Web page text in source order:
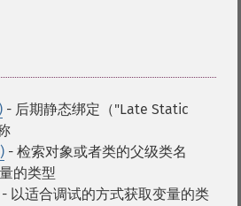
- 后期静态绑定（"Late Static
- 检索对象或者类的父级类名
的类型
- 以适合调试的方式获取变量的类